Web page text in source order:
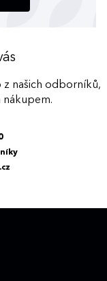
z našich odborníků,
nákupem.